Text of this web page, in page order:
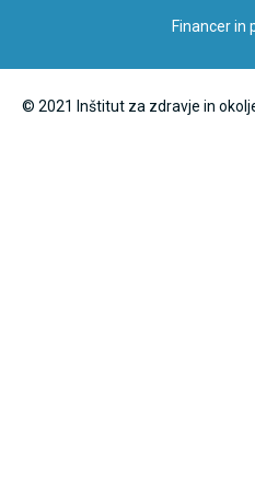
Financer in
© 2021 Inštitut za zdravje in